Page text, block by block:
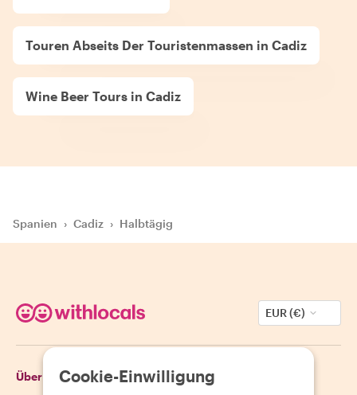
Touren Abseits Der Touristenmassen in Cadiz
Wine Beer Tours in Cadiz
Spanien › Cadiz › Halbtägig
EUR (€)
Über Withlocals Gäste
Cookie-Einwilligung